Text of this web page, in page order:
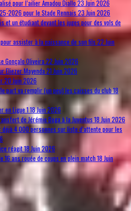
pour l’ailier Amadou Diallo 23 Juin 2026
2026 pour le Stade Rennais23 Juin 2026
et un étudiant devant les juges pour des vols de
assister à la naissance de son fils 22 Juin
Gonçalo Oliveira 22 Juin 2026
Eliezer Mayenda21 Juin 2026
20 Juin 2026
part va remplir (un peu) les caisses du club18
en Ligue 118 Juin 2026
de Jérémie Boga à la Juventus18 Juin 2026
déjà 4 000 personnes sur liste d’attente pour les
réagit18 Juin 2026
16 ans rouée de coups en plein match 18 Juin